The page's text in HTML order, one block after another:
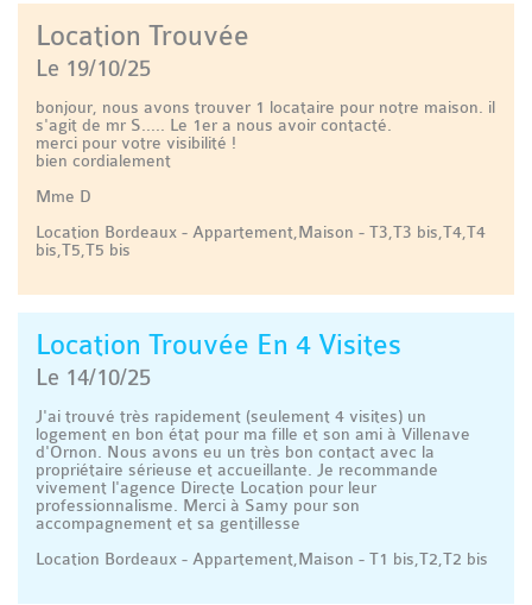
Location Trouvée
Le 19/10/25
bonjour, nous avons trouver 1 locataire pour notre maison. il
s'agit de mr S..... Le 1er a nous avoir contacté.
merci pour votre visibilité !
bien cordialement
Mme D
Location Bordeaux - Appartement,Maison - T3,T3 bis,T4,T4
bis,T5,T5 bis
Location Trouvée En 4 Visites
Le 14/10/25
J'ai trouvé très rapidement (seulement 4 visites) un
logement en bon état pour ma fille et son ami à Villenave
d'Ornon. Nous avons eu un très bon contact avec la
propriétaire sérieuse et accueillante. Je recommande
vivement l'agence Directe Location pour leur
professionnalisme. Merci à Samy pour son
accompagnement et sa gentillesse
Location Bordeaux - Appartement,Maison - T1 bis,T2,T2 bis